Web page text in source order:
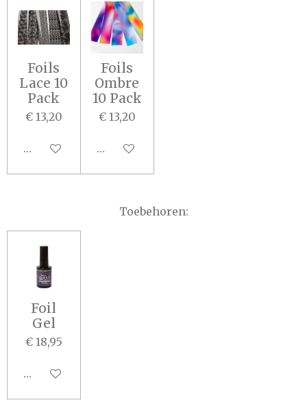
Foils
Lace 10
Pack
€ 13,20
In winkelwagen
Foils
Ombre
10 Pack
€ 13,20
In winkelwagen
Toebehoren:
Foil
Gel
€ 18,95
In winkelwagen